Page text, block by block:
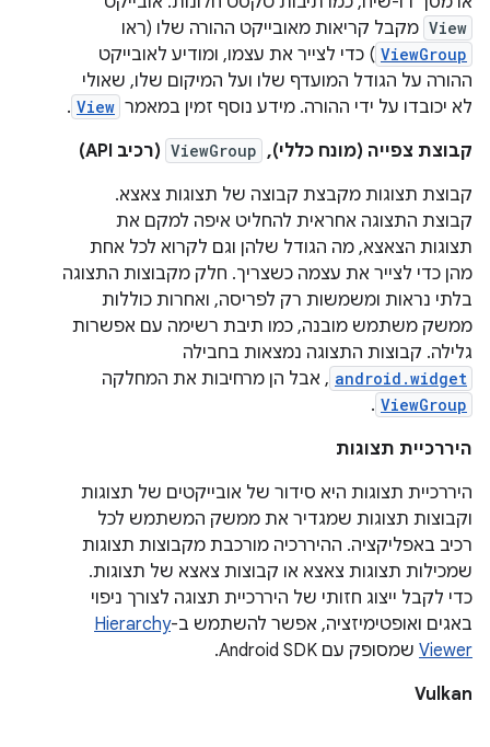
View מקבל קריאות מאובייקט ההורה שלו (ראו
ViewGroup ) כדי לצייר את עצמו, ומודיע לאובייקט
ההורה על הגודל המועדף שלו ועל המיקום שלו, שאולי
לא יכובדו על ידי ההורה. מידע נוסף זמין במאמר View
.
קבוצת צפייה (מונח כללי), ViewGroup (רכיב API)
קבוצת תצוגות מקבצת קבוצה של תצוגות צאצא.
קבוצת התצוגה אחראית להחליט איפה למקם את
תצוגות הצאצא, מה הגודל שלהן וגם לקרוא לכל אחת
מהן כדי לצייר את עצמה כשצריך. חלק מקבוצות התצוגה
בלתי נראות ומשמשות רק לפריסה, ואחרות כוללות
ממשק משתמש מובנה, כמו תיבת רשימה עם אפשרות
גלילה. קבוצות התצוגה נמצאות בחבילה
android.widget , אבל הן מרחיבות את המחלקה
ViewGroup
.
היררכיית תצוגות
היררכיית תצוגות היא סידור של אובייקטים של תצוגות
וקבוצות תצוגות שמגדיר את ממשק המשתמש לכל
רכיב באפליקציה. ההיררכיה מורכבת מקבוצות תצוגות
שמכילות תצוגות צאצא או קבוצות צאצא של תצוגות.
כדי לקבל ייצוג חזותי של היררכיית תצוגה לצורך ניפוי
באגים ואופטימיזציה, אפשר להשתמש ב-Hierarchy
Viewer שמסופק עם Android SDK.
Vulkan